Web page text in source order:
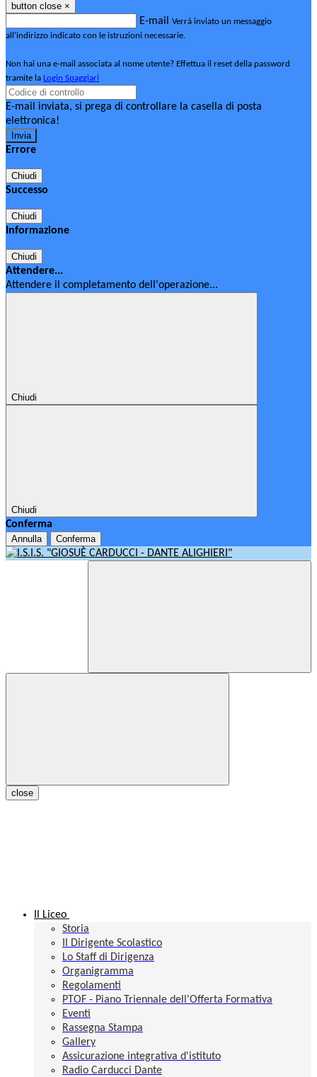
button close ×
E-mail Verrà inviato un messaggio
all'indirizzo indicato con le istruzioni necessarie.
Non hai una e-mail associata al nome utente? Effettua il reset della password
tramite la Login Spaggiari
E-mail inviata, si prega di controllare la casella di posta
elettronica!
Errore
Chiudi
Successo
Chiudi
Informazione
Chiudi
Attendere...
Attendere il completamento dell'operazione...
Chiudi
Chiudi
Conferma
Annulla Conferma
close
Il Liceo
Storia
Il Dirigente Scolastico
Lo Staff di Dirigenza
Organigramma
Regolamenti
PTOF - Piano Triennale dell'Offerta Formativa
Eventi
Rassegna Stampa
Gallery
Assicurazione integrativa d'istituto
Radio Carducci Dante